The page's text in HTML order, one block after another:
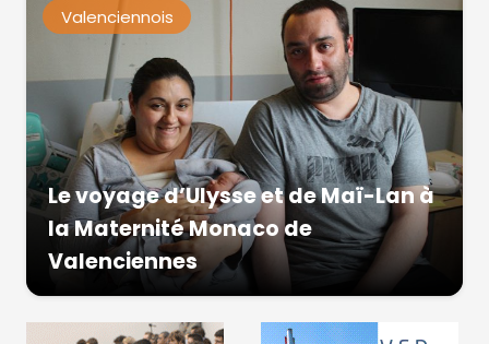
Valenciennois
Le voyage d’Ulysse et de Maï-Lan à
la Maternité Monaco de
Valenciennes